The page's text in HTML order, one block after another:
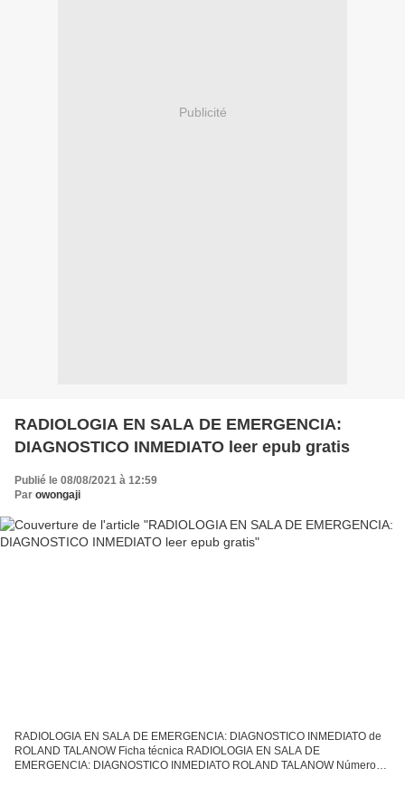
Publicité
RADIOLOGIA EN SALA DE EMERGENCIA:
DIAGNOSTICO INMEDIATO leer epub gratis
Publié le 08/08/2021 à 12:59
Par owongaji
RADIOLOGIA EN SALA DE EMERGENCIA: DIAGNOSTICO INMEDIATO de
ROLAND TALANOW Ficha técnica RADIOLOGIA EN SALA DE
EMERGENCIA: DIAGNOSTICO INMEDIATO ROLAND TALANOW Número